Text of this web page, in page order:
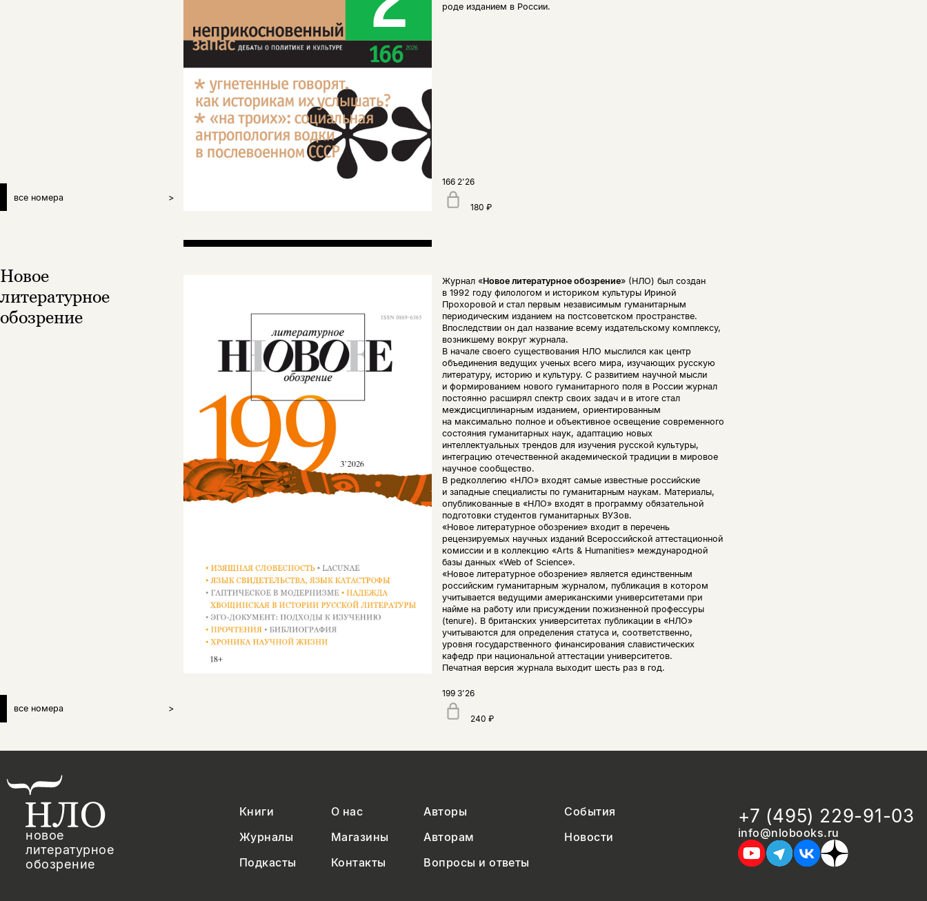
все номера >
роде изданием в России.
166 2'26
180 ₽
Новое
литературное
обозрение
все номера >
Журнал «Новое литературное обозрение» (НЛО) был создан
в 1992 году филологом и историком культуры Ириной
Прохоровой и стал первым независимым гуманитарным
периодическим изданием на постсоветском пространстве.
Впоследствии он дал название всему издательскому комплексу,
возникшему вокруг журнала.
В начале своего существования НЛО мыслился как центр
объединения ведущих ученых всего мира, изучающих русскую
литературу, историю и культуру. С развитием научной мысли
и формированием нового гуманитарного поля в России журнал
постоянно расширял спектр своих задач и в итоге стал
междисциплинарным изданием, ориентированным
на максимально полное и объективное освещение современного
состояния гуманитарных наук, адаптацию новых
интеллектуальных трендов для изучения русской культуры,
интеграцию отечественной академической традиции в мировое
научное сообщество.
В редколлегию «НЛО» входят самые известные российские
и западные специалисты по гуманитарным наукам. Материалы,
опубликованные в «НЛО» входят в программу обязательной
подготовки студентов гуманитарных ВУЗов.
«Новое литературное обозрение» входит в перечень
рецензируемых научных изданий Всероссийской аттестационной
комиссии и в коллекцию «Arts & Humanities» международной
базы данных «Web of Science».
«Новое литературное обозрение» является единственным
российским гуманитарным журналом, публикация в котором
учитывается ведущими американскими университетами при
найме на работу или присуждении пожизненной профессуры
(tenure). В британских университетах публикации в «НЛО»
учитываются для определения статуса и, соответственно,
уровня государственного финансирования славистических
кафедр при национальной аттестации университетов.
Печатная версия журнала выходит шесть раз в год.
199 3'26
240 ₽
новое
литературное
обозрение
Книги О нас Авторы
События
Журналы
Магазины Авторам
Новости
Подкасты
Контакты Вопросы и ответы
+7 (495) 229-91-03
info@nlobooks.ru